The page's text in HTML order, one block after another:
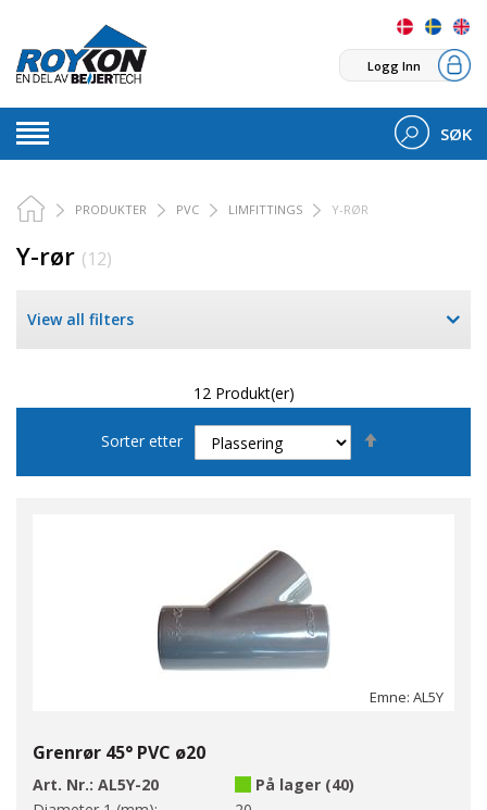
Logg Inn
SØK
PRODUKTER PVC LIMFITTINGS Y-RØR
Y-rør (12)
View all filters
12 Produkt(er)
Sorter etter
Emne: AL5Y
Grenrør 45° PVC ø20
Art. Nr.: AL5Y-20
På lager (40)